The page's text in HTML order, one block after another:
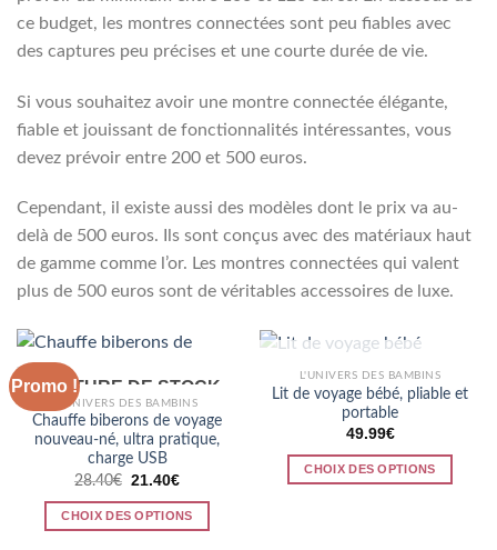
ce budget, les montres connectées sont peu fiables avec
des captures peu précises et une courte durée de vie.
Si vous souhaitez avoir une montre connectée élégante,
fiable et jouissant de fonctionnalités intéressantes, vous
devez prévoir entre 200 et 500 euros.
Cependant, il existe aussi des modèles dont le prix va au-
delà de 500 euros. Ils sont conçus avec des matériaux haut
de gamme comme l’or. Les montres connectées qui valent
plus de 500 euros sont de véritables accessoires de luxe.
Promo !
RUPTURE DE STOCK
L'UNIVERS DES BAMBINS
Chauffe biberons de voyage
nouveau-né, ultra pratique,
charge USB
28.40€ Le
initial
était :
28.40€.
21.40€Le
actuel
est :
21.40€.
CHOIX DES OPTIONS
RUPTURE DE STOCK
L'UNIVERS DES BAMBINS
Lit de voyage bébé, pliable et
portable
49.99€
CHOIX DES OPTIONS